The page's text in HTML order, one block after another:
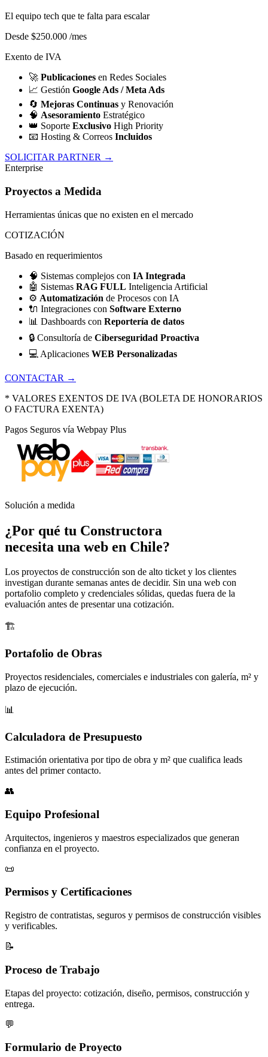
El equipo tech que te falta para escalar
Desde $250.000 /mes
Exento de IVA
🚀 Publicaciones en Redes Sociales
📈 Gestión Google Ads / Meta Ads
🔄 Mejoras Continuas y Renovación
🧠 Asesoramiento Estratégico
👑 Soporte Exclusivo High Priority
📧 Hosting & Correos Incluidos
SOLICITAR PARTNER →
Enterprise
Proyectos a Medida
Herramientas únicas que no existen en el mercado
COTIZACIÓN
Basado en requerimientos
🧠 Sistemas complejos con IA Integrada
🤖 Sistemas RAG FULL Inteligencia Artificial
⚙️ Automatización de Procesos con IA
🔌 Integraciones con Software Externo
📊 Dashboards con Reportería de datos
🔒 Consultoría de Ciberseguridad Proactiva
💻 Aplicaciones WEB Personalizadas
CONTACTAR →
* VALORES EXENTOS DE IVA (BOLETA DE HONORARIOS
O FACTURA EXENTA)
Pagos Seguros vía Webpay Plus
Solución a medida
¿Por qué tu Constructora
necesita una web en Chile?
Los proyectos de construcción son de alto ticket y los clientes
investigan durante semanas antes de decidir. Sin una web con
portafolio completo y credenciales sólidas, quedas fuera de la
evaluación antes de presentar una cotización.
🏗️
Portafolio de Obras
Proyectos residenciales, comerciales e industriales con galería, m² y
plazo de ejecución.
📊
Calculadora de Presupuesto
Estimación orientativa por tipo de obra y m² que cualifica leads
antes del primer contacto.
👥
Equipo Profesional
Arquitectos, ingenieros y maestros especializados que generan
confianza en el proyecto.
📜
Permisos y Certificaciones
Registro de contratistas, seguros y permisos de construcción visibles
y verificables.
📝
Proceso de Trabajo
Etapas del proyecto: cotización, diseño, permisos, construcción y
entrega.
💬
Formulario de Proyecto